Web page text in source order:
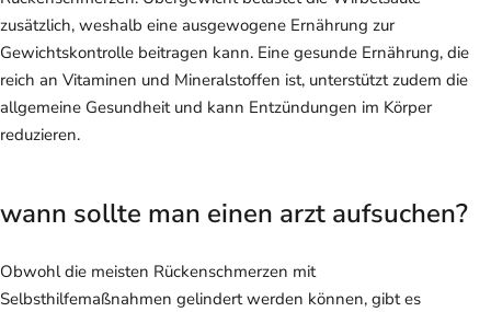
zusätzlich, weshalb eine ausgewogene Ernährung zur
Gewichtskontrolle beitragen kann. Eine gesunde Ernährung, die
reich an Vitaminen und Mineralstoffen ist, unterstützt zudem die
allgemeine Gesundheit und kann Entzündungen im Körper
reduzieren.
wann sollte man einen arzt aufsuchen?
Obwohl die meisten Rückenschmerzen mit
Selbsthilfemaßnahmen gelindert werden können, gibt es